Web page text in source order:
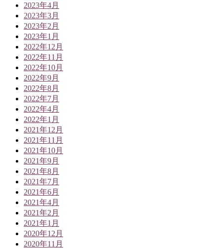
2023年4月
2023年3月
2023年2月
2023年1月
2022年12月
2022年11月
2022年10月
2022年9月
2022年8月
2022年7月
2022年4月
2022年1月
2021年12月
2021年11月
2021年10月
2021年9月
2021年8月
2021年7月
2021年6月
2021年4月
2021年2月
2021年1月
2020年12月
2020年11月